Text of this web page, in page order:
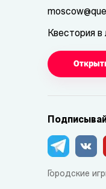
Квестория в
Городские